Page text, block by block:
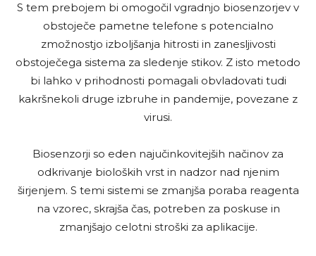
S tem prebojem bi omogočil vgradnjo biosenzorjev v
obstoječe pametne telefone s potencialno
zmožnostjo izboljšanja hitrosti in zanesljivosti
obstoječega sistema za sledenje stikov. Z isto metodo
bi lahko v prihodnosti pomagali obvladovati tudi
kakršnekoli druge izbruhe in pandemije, povezane z
virusi.
Biosenzorji so eden najučinkovitejših načinov za
odkrivanje bioloških vrst in nadzor nad njenim
širjenjem. S temi sistemi se zmanjša poraba reagenta
na vzorec, skrajša čas, potreben za poskuse in
zmanjšajo celotni stroški za aplikacije.